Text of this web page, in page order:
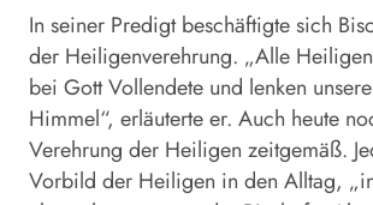
In seiner Predigt beschäftigte sich
der Heiligenverehrung. „Alle
bei Gott Vollendete und lenken
Himmel“, erläuterte er. Auch heute
Verehrung der Heiligen zeitgemäß.
Vorbild der Heiligen in den Alltag,